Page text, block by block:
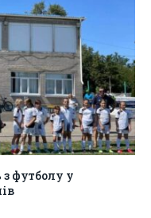
футболу у